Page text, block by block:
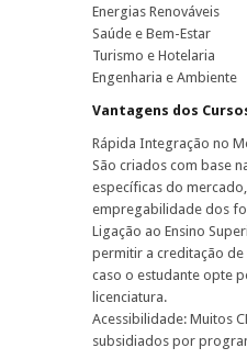
Energias Renováveis
Saúde e Bem-Estar
Turismo e Hotelaria
Engenharia e Ambiente
Vantagens dos
Rápida Integração no
São criados com base
específicas do
empregabilidade dos
Ligação ao Ensino
permitir a creditação
caso o estudante opte
licenciatura.
Acessibilidade: Muitos
subsidiados por